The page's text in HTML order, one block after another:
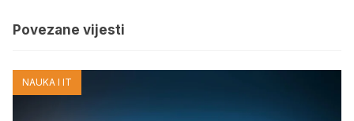
Povezane vijesti
NAUKA I IT